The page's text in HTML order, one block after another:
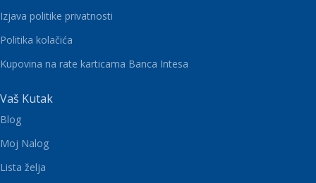
Izjava politike privatnosti
Politika kolačića
Kupovina na rate karticama Banca Intesa
Vaš Kutak
Blog
Moj Nalog
Lista želja